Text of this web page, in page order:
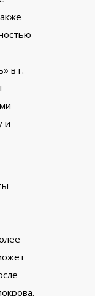
в г.
и